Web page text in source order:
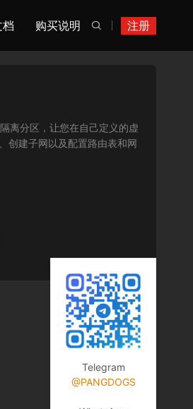
注册

档 购买说明
离分区，让您在自己定义的虚
创建子网以及配置路由表和网
Telegram
@PANGDOGS